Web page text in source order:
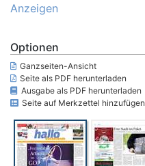
Anzeigen
Optionen
Ganzseiten-Ansicht
Seite als PDF herunterladen
Ausgabe als PDF herunterladen
Seite auf Merkzettel hinzufügen